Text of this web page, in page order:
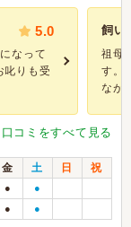
5.0
なって
叱りも受
飼い
祖母
す。
なが
口コミをすべて見る
金 土 日
祝
● ●
● ●